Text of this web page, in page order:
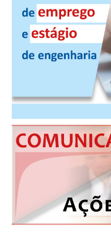
PLANO DE SAÚDE
SEESPPREV
CONSÓRCIOS
CAMPANHAS SALARIAIS
PALAVRA DO MURILO
NOTÍCIAS
CONTEÚDO ESPECIAL
JORNAL DO ENGENHEIRO